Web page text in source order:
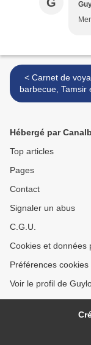
< Carnet de voyage - Le
barbecue, Tamsir
Hébergé par
Top articles
Pages
Contact
Signaler un abus
C.G.U.
Cookies et données
Préférences cookies
Voir le profil de